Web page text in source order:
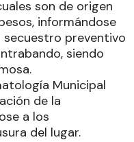
son de origen
informándose
secuestro preventivo
siendo
Municipal
de la
a los
del lugar.